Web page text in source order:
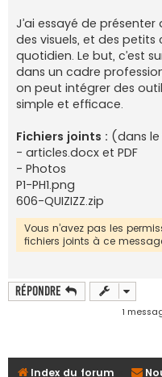
J’ai essayé de
des visuels, et des petits
quotidien. Le but, c’est
dans un cadre
on peut intégrer des
simple et efficace.
Fichiers joints : (dans le
- articles.docx et PDF
- Photos
P1-PH1.png
606-QUIZIZZ.zip
Vous n’avez pas les
fichiers joints à ce
Répondre
1
Index du forum